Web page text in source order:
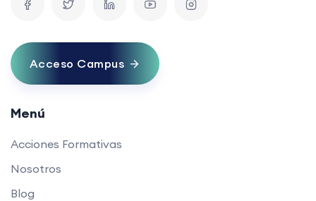
Acceso Campus
Menú
Acciones Formativas
Nosotros
Blog